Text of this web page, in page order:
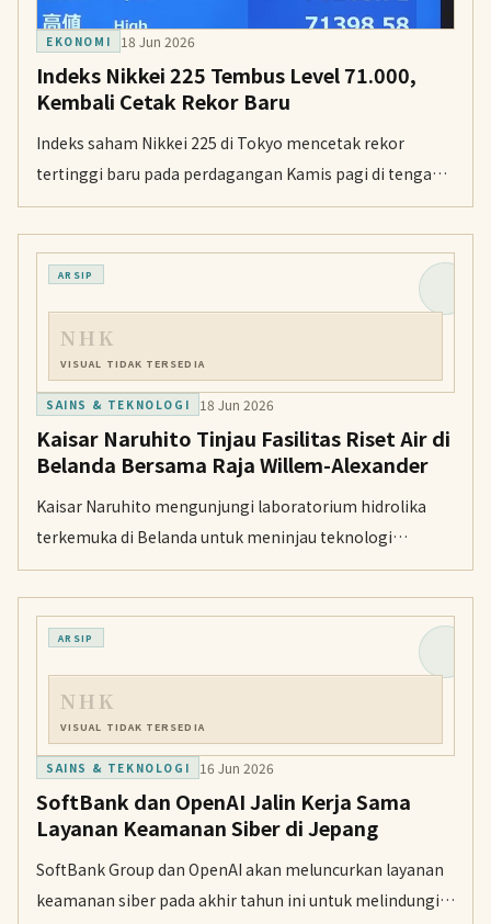
EKONOMI 18 Jun 2026
Indeks Nikkei 225 Tembus Level 71.000,
Kembali Cetak Rekor Baru
Indeks saham Nikkei 225 di Tokyo mencetak rekor
tertinggi baru pada perdagangan Kamis pagi di tengah
optimisme kesepakatan damai antara Amerika Serikat
dan Iran.
ARSIP
NHK
VISUAL TIDAK TERSEDIA
SAINS & TEKNOLOGI 18 Jun 2026
Kaisar Naruhito Tinjau Fasilitas Riset Air di
Belanda Bersama Raja Willem-Alexander
Kaisar Naruhito mengunjungi laboratorium hidrolika
terkemuka di Belanda untuk meninjau teknologi
pengendalian banjir dan simulasi gelombang buatan
bersama Raja Willem-Alexander.
ARSIP
NHK
VISUAL TIDAK TERSEDIA
SAINS & TEKNOLOGI 16 Jun 2026
SoftBank dan OpenAI Jalin Kerja Sama
Layanan Keamanan Siber di Jepang
SoftBank Group dan OpenAI akan meluncurkan layanan
keamanan siber pada akhir tahun ini untuk melindungi